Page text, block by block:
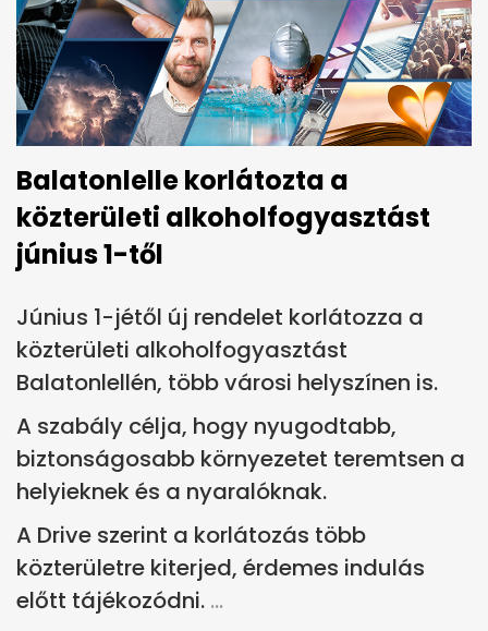
Balatonlelle korlátozta a
közterületi alkoholfogyasztást
június 1-től
Június 1-jétől új rendelet korlátozza a
közterületi alkoholfogyasztást
Balatonlellén, több városi helyszínen is.
A szabály célja, hogy nyugodtabb,
biztonságosabb környezetet teremtsen a
helyieknek és a nyaralóknak.
A Drive szerint a korlátozás több
közterületre kiterjed, érdemes indulás
előtt tájékozódni.